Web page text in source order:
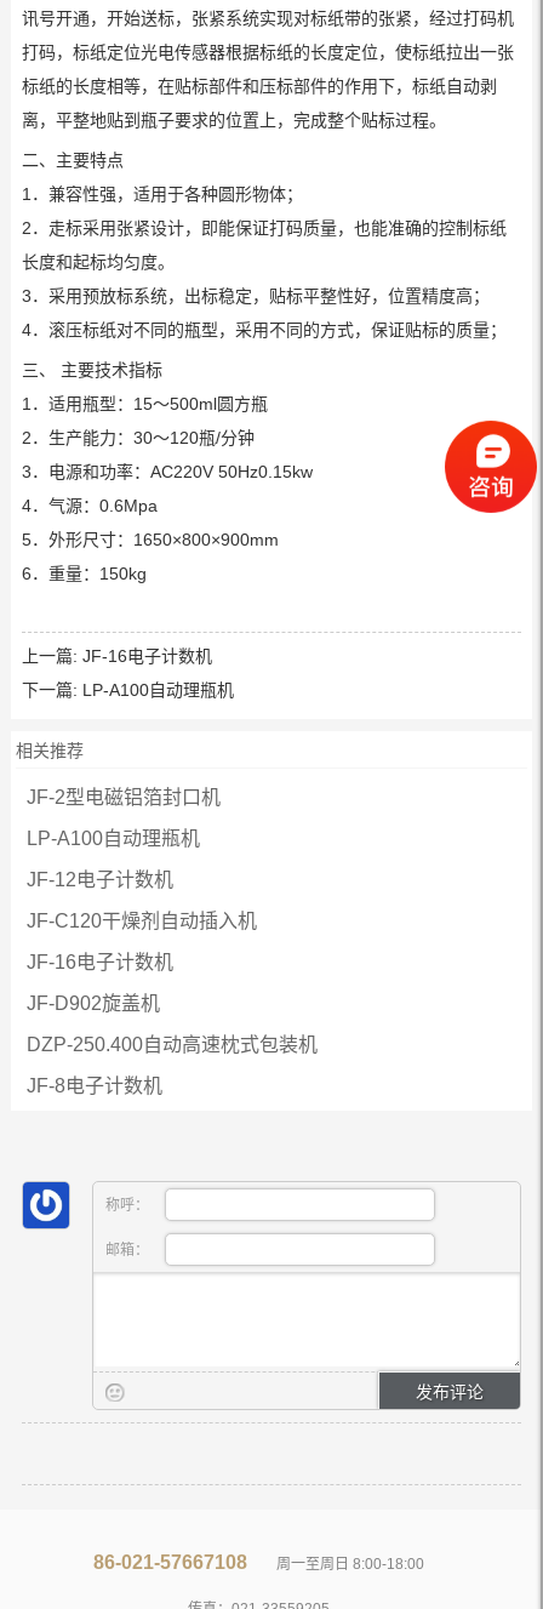
讯号开通，开始送标，张紧系统实现对标纸带的张紧，经过打码机
打码，标纸定位光电传感器根据标纸的长度定位，使标纸拉出一张
标纸的长度相等，在贴标部件和压标部件的作用下，标纸自动剥
离，平整地贴到瓶子要求的位置上，完成整个贴标过程。
二、主要特点
1．兼容性强，适用于各种圆形物体；
2．走标采用张紧设计，即能保证打码质量，也能准确的控制标纸
长度和起标均匀度。
3．采用预放标系统，出标稳定，贴标平整性好，位置精度高；
4．滚压标纸对不同的瓶型，采用不同的方式，保证贴标的质量；
三、 主要技术指标
1．适用瓶型：15～500ml圆方瓶
2．生产能力：30～120瓶/分钟
3．电源和功率：AC220V 50Hz0.15kw
4．气源：0.6Mpa
5．外形尺寸：1650×800×900mm
6．重量：150kg
上一篇: JF-16电子计数机
下一篇: LP-A100自动理瓶机
相关推荐
JF-2型电磁铝箔封口机
LP-A100自动理瓶机
JF-12电子计数机
JF-C120干燥剂自动插入机
JF-16电子计数机
JF-D902旋盖机
DZP-250.400自动高速枕式包装机
JF-8电子计数机
称呼：
邮箱：
86-021-57667108 周一至周日 8:00-18:00